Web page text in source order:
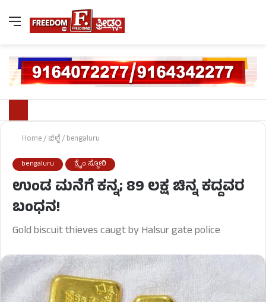
Home/ಜಿಲ್ಲೆ/bengaluru
bengaluru ಕ್ರೈಂ ಸ್ಟೋರಿ
ಉಂಡ ಮನೆಗೆ ಕನ್ನ; 89 ಲಕ್ಷ ಚಿನ್ನ ಕದ್ದವರ
ಬಂಧನ!
Gold biscuit thieves caugt by Halsur gate police